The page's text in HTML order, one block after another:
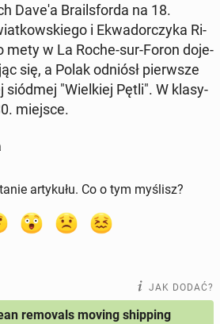
Dave'a Bra­ils­for­da na 18.
i Ekwa­dor­czy­ka Ri­
mety w La Roche-sur-Foron do­je­
się, a Polak odniósł pierw­sze
siódmej "Wiel­kiej Pętli". W kla­sy­
miejsce.
artykułu. Co o tym myślisz?
JAK DODAĆ?
removals moving shipping